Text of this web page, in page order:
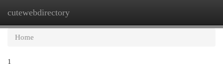
cutewebdirectory
Home
1